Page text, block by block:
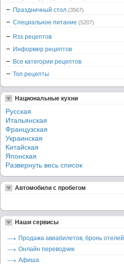
Праздничный стол (3567)
Специальное питание (5207)
Rss рецептов
Информер рецептов
Все категории рецептов
Топ рецепты
Национальные кухни
Русская
Итальянская
Французская
Украинская
Китайская
Японская
Развернуть весь список
Автомобили с пробегом
Наши сервисы
Продажа авиабилетов, бронь отелей
Онлайн переводчик
Афиша